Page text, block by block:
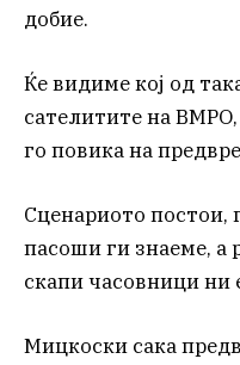
добие.
Ќе видиме кој од
сателитите на
го повика на
Сценариото постои,
пасоши ги знаеме, а
скапи часовници ни
Мицкоски сака